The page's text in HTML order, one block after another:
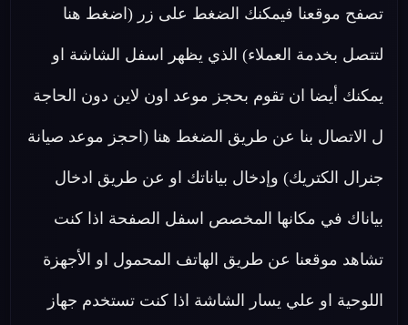
تصفح موقعنا فيمكنك الضغط على زر (اضغط هنا
لتتصل بخدمة العملاء) الذي يظهر اسفل الشاشة او
يمكنك أيضا ان تقوم بحجز موعد اون لاين دون الحاجة
ل الاتصال بنا عن طريق الضغط هنا (احجز موعد صيانة
جنرال الكتريك) وإدخال بياناتك او عن طريق ادخال
بياناك في مكانها المخصص اسفل الصفحة اذا كنت
تشاهد موقعنا عن طريق الهاتف المحمول او الأجهزة
اللوحية او علي يسار الشاشة اذا كنت تستخدم جهاز